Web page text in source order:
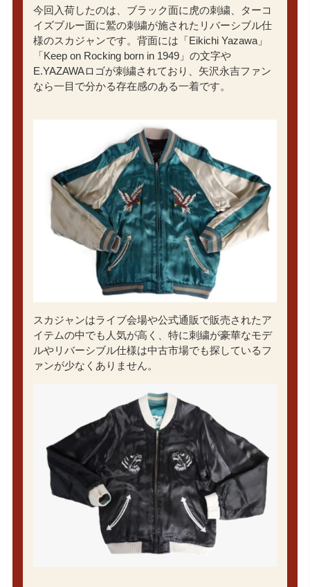
今回入荷したのは、ブラック面に虎の刺繍、ターコ
イズブルー面に鷲の刺繍が施されたリバーシブル仕
様のスカジャンです。背面には「Eikichi Yazawa」
「Keep on Rocking born in 1949」の文字や
E.YAZAWAロゴが刺繍されており、矢沢永吉ファン
なら一目で分かる存在感のある一着です。
スカジャンはライブ会場や公式通販で販売されたア
イテムの中でも人気が高く、特に刺繍が豪華なモデ
ルやリバーシブル仕様は中古市場でも探しているフ
ァンが少なくありません。